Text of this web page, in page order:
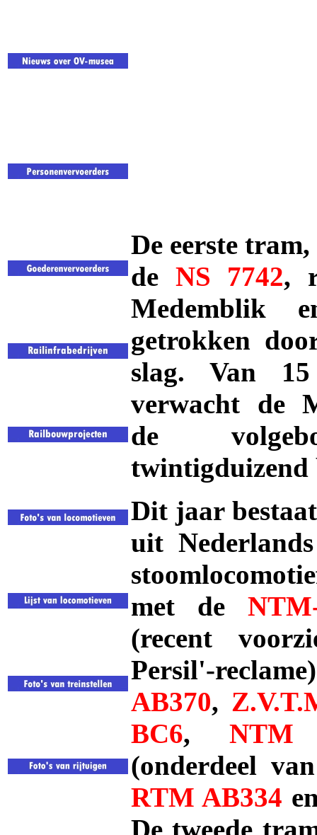
De eerste
de NS 7742,
Medemblik
getrokken
slag. Van
verwacht de
de
twintigduizend
Dit jaar
uit
met de
(recent
Persil'-
AB370,
BC6, NTM
(onderdeel
RTM AB334